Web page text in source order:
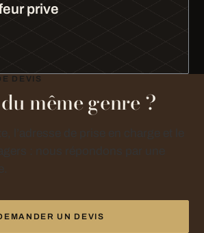
prive
DEVIS
même genre ?
UN DEVIS